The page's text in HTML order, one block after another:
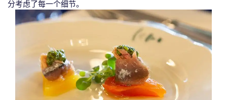
分考虑了每一个细节。